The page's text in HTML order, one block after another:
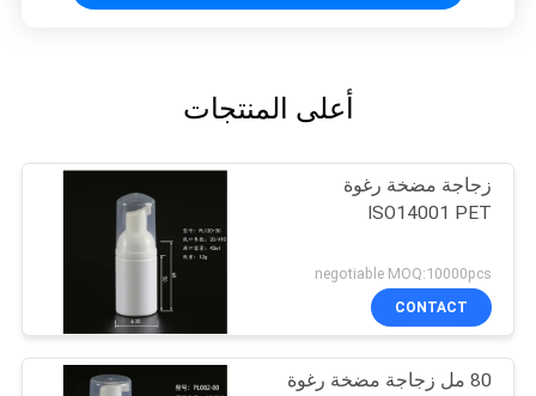
أعلى المنتجات
زجاجة مضخة رغوة
ISO14001 PET
negotiable MOQ:10000pcs
CONTACT
80 مل زجاجة مضخة رغوة